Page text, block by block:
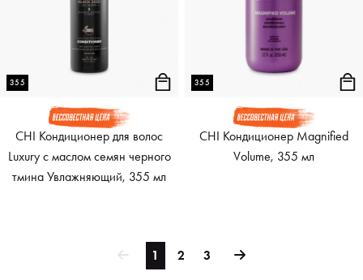
355
CHI Кондиционер для волос
Luxury с маслом семян черного
тмина Увлажняющий, 355 мл
355
CHI Кондиционер Magnified
Volume, 355 мл
1 2 3